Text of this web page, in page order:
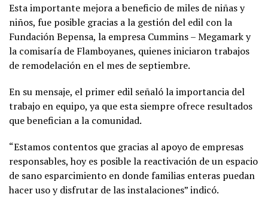
Esta importante mejora a beneficio de miles de niñas y
niños, fue posible gracias a la gestión del edil con la
Fundación Bepensa, la empresa Cummins – Megamark y
la comisaría de Flamboyanes, quienes iniciaron trabajos
de remodelación en el mes de septiembre.
En su mensaje, el primer edil señaló la importancia del
trabajo en equipo, ya que esta siempre ofrece resultados
que benefician a la comunidad.
“Estamos contentos que gracias al apoyo de empresas
responsables, hoy es posible la reactivación de un espacio
de sano esparcimiento en donde familias enteras puedan
hacer uso y disfrutar de las instalaciones” indicó.